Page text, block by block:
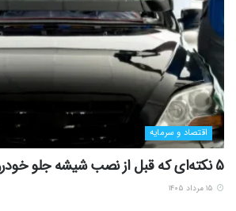
اقتصاد و سرمایه
5 نکته‌ای که قبل از نصب شیشه جلو خودرو باید بدانید